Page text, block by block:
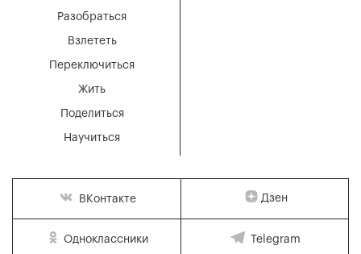
Разобраться
Взлететь
Переключиться
Жить
Поделиться
Научиться
ВКонтакте Дзен
Одноклассники Telegram